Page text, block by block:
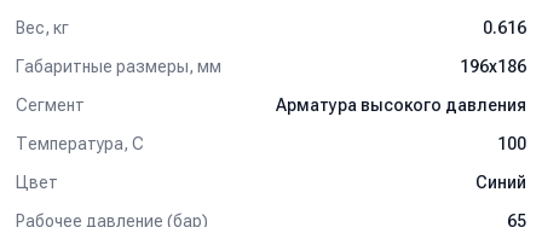
Вес, кг
0.616
Габаритные размеры, мм
196x186
Сегмент
Арматура высокого давления
Температура, C
100
Цвет
Синий
Рабочее давление (бар)
65